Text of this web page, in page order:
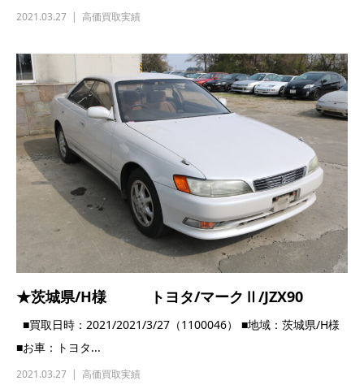
2021.03.27 高価買取実績
★茨城県/H様 トヨタ/マークⅡ/JZX90
■買取日時：2021/2021/3/27（1100046） ■地域：茨城県/H様
■お車：トヨタ...
2021.03.27 高価買取実績